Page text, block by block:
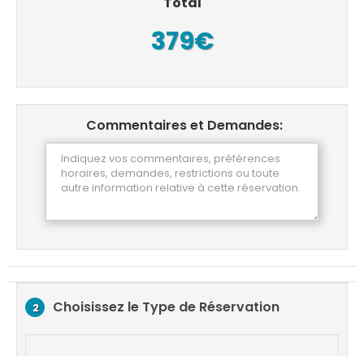
379€
Commentaires et Demandes:
2 Choisissez le Type de Réservation